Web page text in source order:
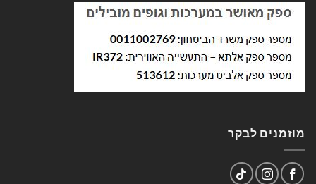
מוזמנים לבקר